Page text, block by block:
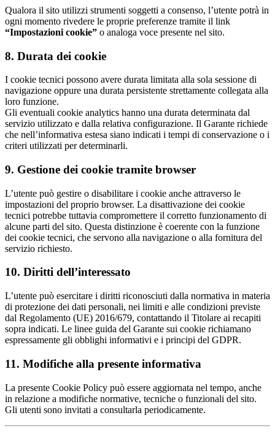
Qualora il sito utilizzi strumenti soggetti a consenso, l’utente potrà in
ogni momento rivedere le proprie preferenze tramite il link
“Impostazioni cookie” o analoga voce presente nel sito.
8. Durata dei cookie
I cookie tecnici possono avere durata limitata alla sola sessione di
navigazione oppure una durata persistente strettamente collegata alla
loro funzione.
Gli eventuali cookie analytics hanno una durata determinata dal
servizio utilizzato e dalla relativa configurazione. Il Garante richiede
che nell’informativa estesa siano indicati i tempi di conservazione o i
criteri utilizzati per determinarli.
9. Gestione dei cookie tramite browser
L’utente può gestire o disabilitare i cookie anche attraverso le
impostazioni del proprio browser. La disattivazione dei cookie
tecnici potrebbe tuttavia compromettere il corretto funzionamento di
alcune parti del sito. Questa distinzione è coerente con la funzione
dei cookie tecnici, che servono alla navigazione o alla fornitura del
servizio richiesto.
10. Diritti dell’interessato
L’utente può esercitare i diritti riconosciuti dalla normativa in materia
di protezione dei dati personali, nei limiti e alle condizioni previste
dal Regolamento (UE) 2016/679, contattando il Titolare ai recapiti
sopra indicati. Le linee guida del Garante sui cookie richiamano
espressamente gli obblighi informativi e i principi del GDPR.
11. Modifiche alla presente informativa
La presente Cookie Policy può essere aggiornata nel tempo, anche
in relazione a modifiche normative, tecniche o funzionali del sito.
Gli utenti sono invitati a consultarla periodicamente.